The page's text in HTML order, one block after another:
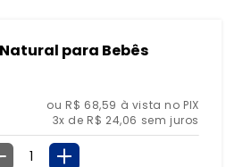
para Bebês
ou R$ 68,59 à vista no PIX
3x de R$ 24,06 sem juros
＋